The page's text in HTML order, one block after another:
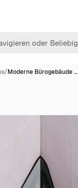
/Moderne Bürogebäude …